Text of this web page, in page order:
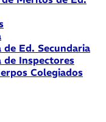
Ed. Secundaria
de Inspectores
Colegiados